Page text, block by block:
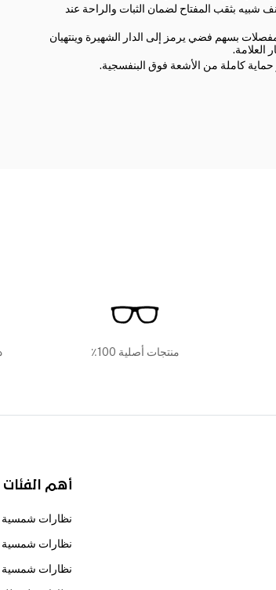
بثقب المفتاح لضمان الثبات والراحة عند
بسهم فضي يرمز إلى الدار الشهيرة وينتهيان
كاملة من الأشعة فوق البنفسجية.
منتجات أصلية 100٪
أهم الفئات
نظارات شمسية
نظارات شمسية
نظارات شمسية